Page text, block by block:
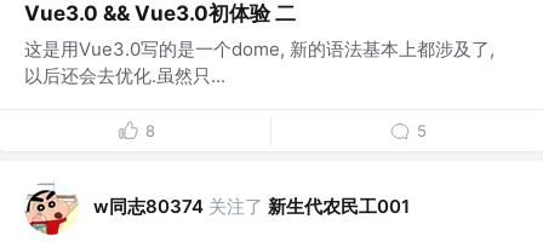
Vue3.0 && Vue3.0初体验 二
这是用Vue3.0写的是一个dome, 新的语法基本上都涉及了,
以后还会去优化.虽然只...
8 5
w同志80374 关注了 新生代农民工001